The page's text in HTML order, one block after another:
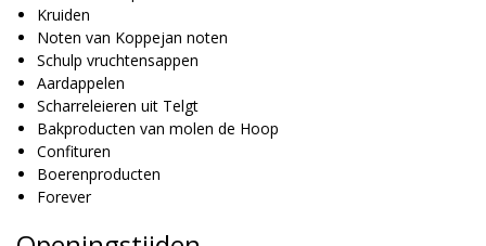
Kruiden
Noten van Koppejan noten
Schulp vruchtensappen
Aardappelen
Scharreleieren uit Telgt
Bakproducten van molen de Hoop
Confituren
Boerenproducten
Forever